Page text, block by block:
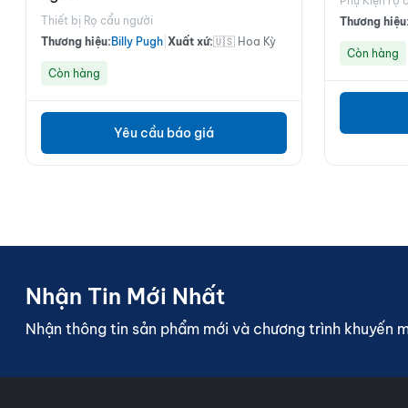
Thiết bị Rọ cẩu người
Thương hiệu: Billy Pugh Xuất xứ:🇺🇸 Hoa Kỳ
Còn hàng
Yêu cầu báo giá
Thương hiệu:
Còn hàng
Nhận Tin Mới Nhất
Nhận thông tin sản phẩm mới và chương trình khuyến